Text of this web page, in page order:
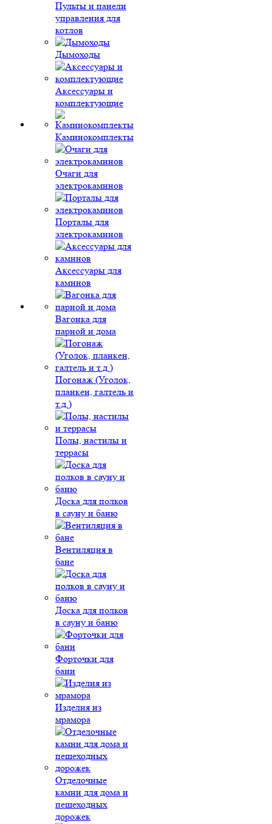
Пульты и панели
управления для
котлов
Дымоходы
Аксессуары и
комплектующие
Каминокомплекты
Очаги для
электрокаминов
Порталы для
электрокаминов
Аксессуары для
каминов
Вагонка для
парной и дома
Погонаж (Уголок,
планкен, галтель и
т.д.)
Полы, настилы и
террасы
Доска для полков
в сауну и баню
Вентиляция в
бане
Доска для полков
в сауну и баню
Форточки для
бани
Изделия из
мрамора
Отделочные
камни для дома и
пешеходных
дорожек